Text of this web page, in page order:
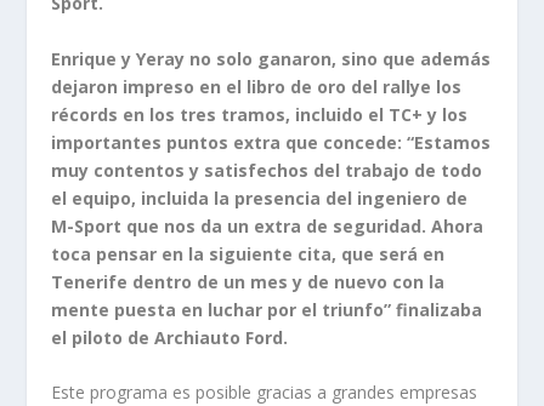
Enrique y Yeray no solo ganaron, sino que además
dejaron impreso en el libro de oro del rallye los
récords en los tres tramos, incluido el TC+ y los
importantes puntos extra que concede: “Estamos
muy contentos y satisfechos del trabajo de todo
el equipo, incluida la presencia del ingeniero de
M-Sport que nos da un extra de seguridad. Ahora
toca pensar en la siguiente cita, que será en
Tenerife dentro de un mes y de nuevo con la
mente puesta en luchar por el triunfo” finalizaba
el piloto de Archiauto Ford.
Este programa es posible gracias a grandes empresas